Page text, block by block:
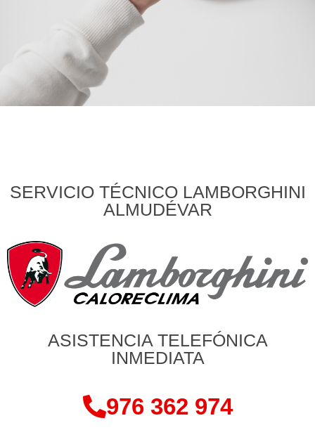
SERVICIO TÉCNICO LAMBORGHINI
ALMUDÉVAR
ASISTENCIA TELEFÓNICA
INMEDIATA
976 362 974